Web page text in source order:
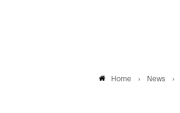
Home News